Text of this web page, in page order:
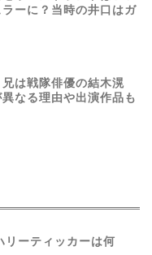
ラーに？当時の井口はガ
兄は戦隊俳優の結木滉
なる理由や出演作品も
リーティッカーは何